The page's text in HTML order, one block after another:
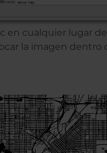
en cualquier lugar
la imagen dentro